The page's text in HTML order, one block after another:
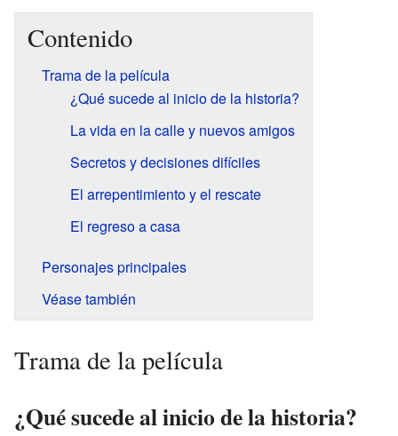
Contenido
Trama de la película
¿Qué sucede al inicio de la historia?
La vida en la calle y nuevos amigos
Secretos y decisiones difíciles
El arrepentimiento y el rescate
El regreso a casa
Personajes principales
Véase también
Trama de la película
¿Qué sucede al inicio de la historia?